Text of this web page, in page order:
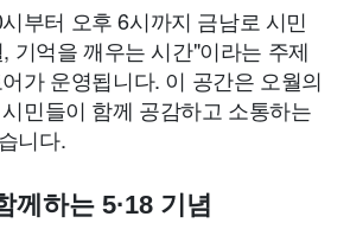
부터 오후 6시까지 금남로 시민
기억을 깨우는 시간"이라는 주제
가 운영됩니다. 이 공간은 오월의
민들이 함께 공감하고 소통하는
니다.
께하는 5·18 기념